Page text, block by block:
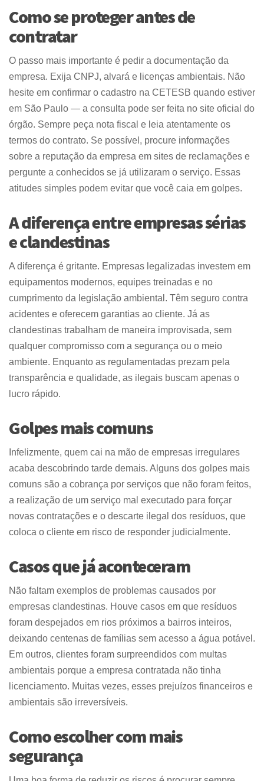
Como se proteger antes de
contratar
O passo mais importante é pedir a documentação da
empresa. Exija CNPJ, alvará e licenças ambientais. Não
hesite em confirmar o cadastro na CETESB quando estiver
em São Paulo — a consulta pode ser feita no site oficial do
órgão. Sempre peça nota fiscal e leia atentamente os
termos do contrato. Se possível, procure informações
sobre a reputação da empresa em sites de reclamações e
pergunte a conhecidos se já utilizaram o serviço. Essas
atitudes simples podem evitar que você caia em golpes.
A diferença entre empresas sérias
e clandestinas
A diferença é gritante. Empresas legalizadas investem em
equipamentos modernos, equipes treinadas e no
cumprimento da legislação ambiental. Têm seguro contra
acidentes e oferecem garantias ao cliente. Já as
clandestinas trabalham de maneira improvisada, sem
qualquer compromisso com a segurança ou o meio
ambiente. Enquanto as regulamentadas prezam pela
transparência e qualidade, as ilegais buscam apenas o
lucro rápido.
Golpes mais comuns
Infelizmente, quem cai na mão de empresas irregulares
acaba descobrindo tarde demais. Alguns dos golpes mais
comuns são a cobrança por serviços que não foram feitos,
a realização de um serviço mal executado para forçar
novas contratações e o descarte ilegal dos resíduos, que
coloca o cliente em risco de responder judicialmente.
Casos que já aconteceram
Não faltam exemplos de problemas causados por
empresas clandestinas. Houve casos em que resíduos
foram despejados em rios próximos a bairros inteiros,
deixando centenas de famílias sem acesso a água potável.
Em outros, clientes foram surpreendidos com multas
ambientais porque a empresa contratada não tinha
licenciamento. Muitas vezes, esses prejuízos financeiros e
ambientais são irreversíveis.
Como escolher com mais
segurança